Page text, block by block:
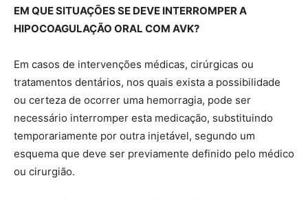
EM QUE SITUAÇÕES SE DEVE INTERROMPER A
HIPOCOAGULAÇÃO ORAL COM AVK?
Em casos de intervenções médicas, cirúrgicas ou
tratamentos dentários, nos quais exista a possibilidade
ou certeza de ocorrer uma hemorragia, pode ser
necessário interromper esta medicação, substituindo
temporariamente por outra injetável, segundo um
esquema que deve ser previamente definido pelo médico
ou cirurgião.